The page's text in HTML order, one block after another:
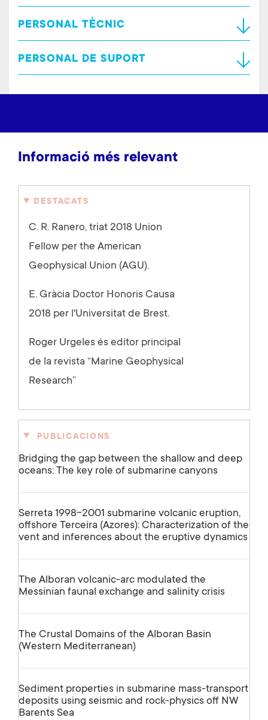
PERSONAL TÈCNIC
PERSONAL DE SUPORT
Informació més relevant
DESTACATS
C. R. Ranero, triat 2018 Union
Fellow per the American
Geophysical Union (AGU).
E. Gràcia Doctor Honoris Causa
2018 per l'Universitat de Brest.
Roger Urgeles és editor principal
de la revista “Marine Geophysical
Research”
PUBLICACIONS
Bridging the gap between the shallow and deep
oceans: The key role of submarine canyons
Serreta 1998-2001 submarine volcanic eruption,
offshore Terceira (Azores): Characterization of the
vent and inferences about the eruptive dynamics
The Alboran volcanic-arc modulated the
Messinian faunal exchange and salinity crisis
The Crustal Domains of the Alboran Basin
(Western Mediterranean)
Sediment properties in submarine mass-transport
deposits using seismic and rock-physics off NW
Barents Sea